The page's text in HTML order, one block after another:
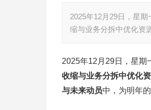
2025年12月29日，星
缩与业务分拆中优化资
2025年12月29日，星期
收缩与业务分拆中优化
与未来动员中，为明年